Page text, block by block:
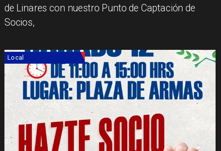
de Linares con nuestro Punto de Captación de
Socios,
Local